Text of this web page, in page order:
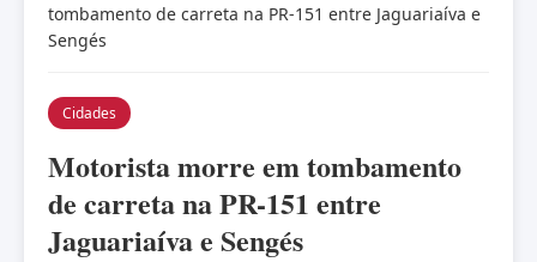
tombamento de carreta na PR-151 entre Jaguariaíva e
Sengés
Cidades
Motorista morre em tombamento
de carreta na PR-151 entre
Jaguariaíva e Sengés